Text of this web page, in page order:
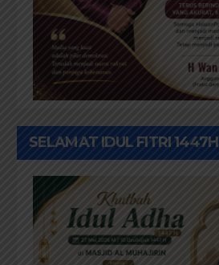
SELAMAT IDUL FITRI 1447H